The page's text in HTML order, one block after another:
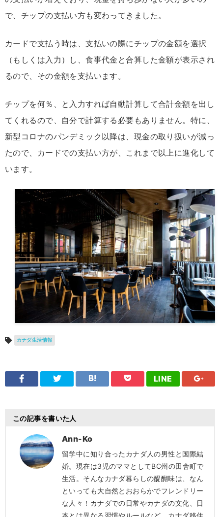
で、チップの支払い方も変わってきました。
カードで支払う時は、支払いの際にチップの金額を選択
（もしくは入力）し、食事代金と合算した金額が表示され
るので、その金額を支払います。
チップを何％、と入力すれば自動計算して合計金額を出し
てくれるので、自分で計算する必要もありません。特に、
新型コロナのパンデミック以降は、現金の取り扱いが減っ
たので、カードでの支払い方が、これまで以上に進化して
います。
カナダ生活情報
LINE
この記事を書いた人
Ann-Ko
留学中に知り合ったカナダ人の男性と国際結
婚。現在は3児のママとしてBC州の田舎町で
生活。そんなカナダ暮らしの醍醐味は、なん
といっても大自然とおおらかでフレンドリー
な人々！カナダでの日常やカナダの文化、日
本とは異なる習慣やルールなど、カナダ移住